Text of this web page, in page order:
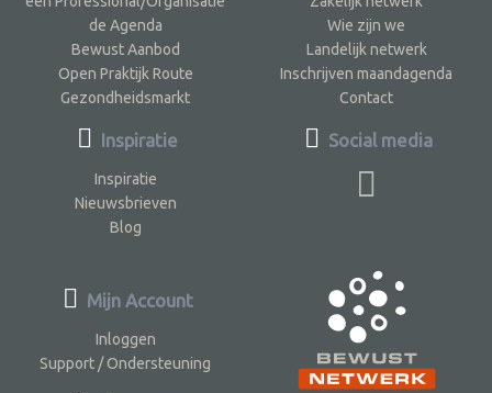
de Agenda
Bewust Aanbod
Open Praktijk Route
Gezondheidsmarkt
Inspiratie
Inspiratie
Nieuwsbrieven
Blog
Wie zijn we
Landelijk netwerk
Inschrijven maandagenda
Contact
Social media
Mijn Account
Inloggen
Support / Ondersteuning